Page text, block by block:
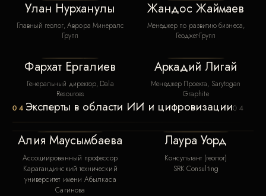
Улан Нурханулы
Главный геолог, Аврора Минералс
Групп
Жандос Жаймаев
Менеджер по развитию бизнеса,
Геоджет-Групп
Фархат Ергалиев
Генеральный директор, Dala
Resources
Аркадий Лигай
Менеджер Проекта, Sarytogan
Graphite
04 Эксперты в области ИИ и цифровизации04
Алия Маусымбаева
Ассоциированный профессор
Карагандинский технический
университет имени Абылкаса
Сагинова
Лаура Уорд
Консультант (геолог)
SRK Consulting